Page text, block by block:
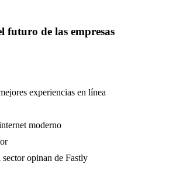
futuro de las empresas
experiencias en línea
moderno
opinan de Fastly